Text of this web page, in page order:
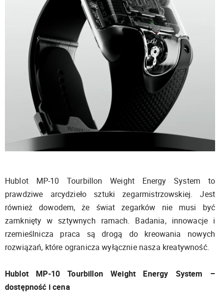
Hublot MP-10 Tourbillon Weight Energy System to
prawdziwe arcydzieło sztuki zegarmistrzowskiej. Jest
również dowodem, że świat zegarków nie musi być
zamknięty w sztywnych ramach. Badania, innowacje i
rzemieślnicza praca są drogą do kreowania nowych
rozwiązań, które ogranicza wyłącznie nasza kreatywność.
Hublot MP-10 Tourbillon Weight Energy System –
dostępność i cena